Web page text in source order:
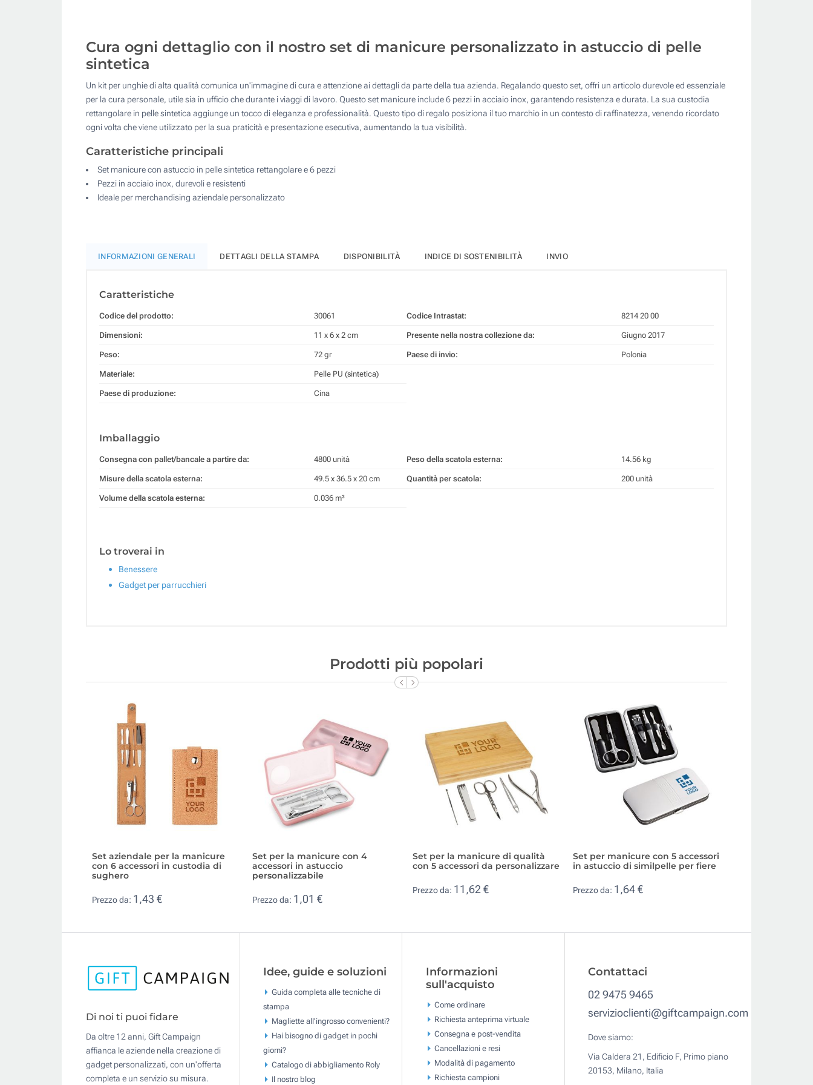
Transfer digitale full color (Sull'astuccio)
250
Quantità desiderata :
Aggiorna
Cura ogni dettaglio con il nostro set di manicure personalizzato in astuccio di pelle
sintetica
Un kit per unghie di alta qualità comunica un'immagine di cura e attenzione ai dettagli da parte della tua azienda. Regalando questo set, offri un articolo durevole ed essenziale
per la cura personale, utile sia in ufficio che durante i viaggi di lavoro. Questo set manicure include 6 pezzi in acciaio inox, garantendo resistenza e durata. La sua custodia
rettangolare in pelle sintetica aggiunge un tocco di eleganza e professionalità. Questo tipo di regalo posiziona il tuo marchio in un contesto di raffinatezza, venendo ricordato
ogni volta che viene utilizzato per la sua praticità e presentazione esecutiva, aumentando la tua visibilità.
Caratteristiche principali
Set manicure con astuccio in pelle sintetica rettangolare e 6 pezzi
Pezzi in acciaio inox, durevoli e resistenti
Ideale per merchandising aziendale personalizzato
INFORMAZIONI GENERALI DETTAGLI DELLA STAMPA DISPONIBILITÀ INDICE DI SOSTENIBILITÀ INVIO
Caratteristiche
Codice del prodotto: 30061
Dimensioni: 11 x 6 x 2 cm
Peso: 72 gr
Materiale: Pelle PU (sintetica)
Paese di produzione: Cina
Codice Intrastat: 8214 20 00
Presente nella nostra collezione da: Giugno 2017
Paese di invio: Polonia
Imballaggio
Consegna con pallet/bancale a partire da: 4800 unità
Misure della scatola esterna: 49.5 x 36.5 x 20 cm
Volume della scatola esterna: 0.036 m³
Peso della scatola esterna: 14.56 kg
Quantità per scatola: 200 unità
Lo troverai in
Benessere
Gadget per parrucchieri
Prodotti più popolari
Set aziendale per la manicure
con 6 accessori in custodia di
sughero
Prezzo da: 1,43 €
Set per la manicure con 4
accessori in astuccio
personalizzabile
Prezzo da: 1,01 €
Set per la manicure di qualità
con 5 accessori da personalizzare
Prezzo da: 11,62 €
Set per manicure con 5 accessori
in astuccio di similpelle per fiere
Prezzo da: 1,64 €
Di noi ti puoi fidare
Da oltre 12 anni, Gift Campaign
affianca le aziende nella creazione di
gadget personalizzati, con un'offerta
completa e un servizio su misura.
Idee, guide e soluzioni
Guida completa alle tecniche di
stampa
Magliette all'ingrosso convenienti?
Hai bisogno di gadget in pochi
giorni?
Catalogo di abbigliamento Roly
Il nostro blog
Informazioni
sull'acquisto
Come ordinare
Richiesta anteprima virtuale
Consegna e post-vendita
Cancellazioni e resi
Modalità di pagamento
Richiesta campioni
Contattaci
02 9475 9465
servizioclienti@giftcampaign.com
Dove siamo:
Via Caldera 21, Edificio F, Primo piano
20153, Milano, Italia